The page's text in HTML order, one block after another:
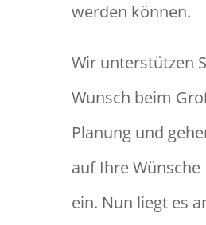
werden können.
Wir unterstützen
Wunsch beim
Planung und
auf Ihre Wünsche
ein. Nun liegt es